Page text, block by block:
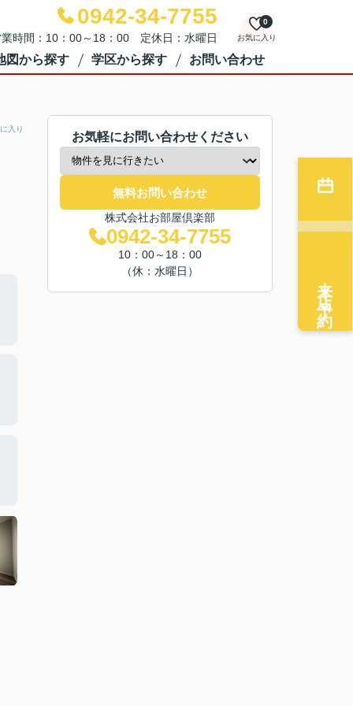
0942-34-7755
時間：10：00～18：00 定休日：水曜日 お気に入り
0
図から探す 学区から探す お問い合わせ
入り
お気軽にお問い合わせください
無料お問い合わせ
株式会社お部屋倶楽部
0942-34-7755
10：00～18：00
（休：水曜日）
来店予約